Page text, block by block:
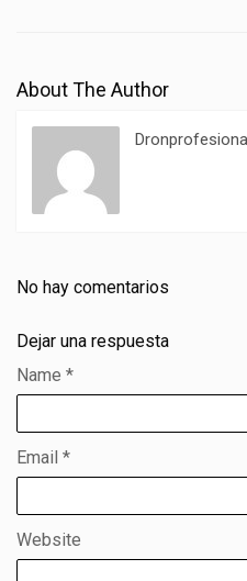
About The Author
Dronprofesional
No hay comentarios
Dejar una respuesta
Name *
Email *
Website